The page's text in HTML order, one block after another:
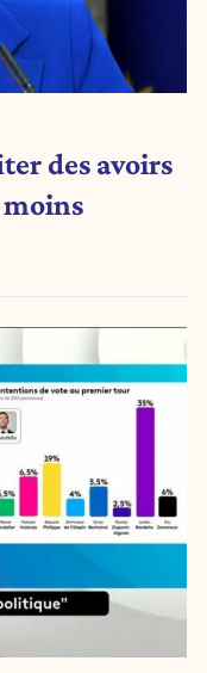
des avoirs
moins